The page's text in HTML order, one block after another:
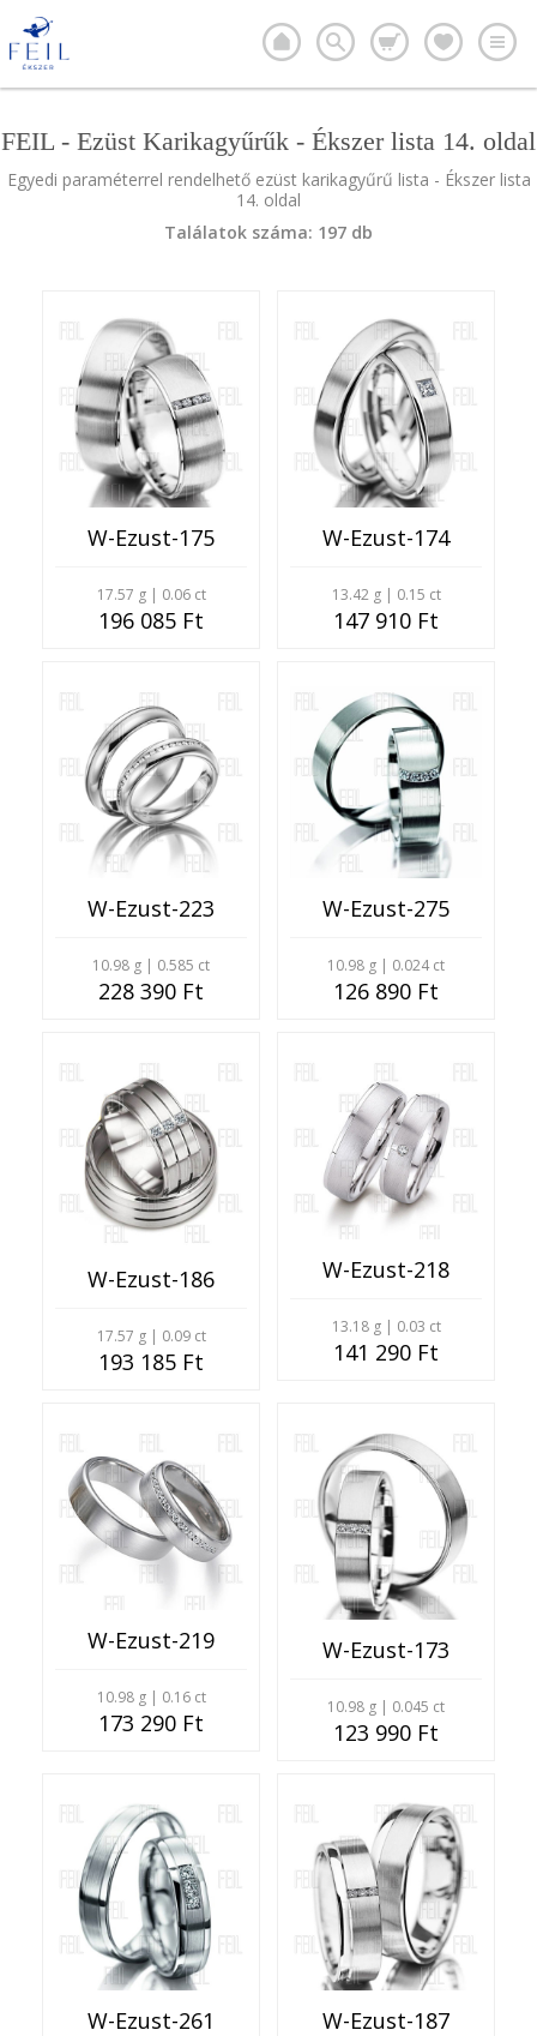
FEIL - Ezüst Karikagyűrűk - Ékszer lista 14. oldal
Egyedi paraméterrel rendelhető ezüst karikagyűrű lista - Ékszer lista
14. oldal
Találatok száma: 197 db
W-Ezust-175
17.57 g | 0.06 ct
196 085 Ft
W-Ezust-174
13.42 g | 0.15 ct
147 910 Ft
W-Ezust-223
10.98 g | 0.585 ct
228 390 Ft
W-Ezust-275
10.98 g | 0.024 ct
126 890 Ft
W-Ezust-186
17.57 g | 0.09 ct
193 185 Ft
W-Ezust-218
13.18 g | 0.03 ct
141 290 Ft
W-Ezust-219
10.98 g | 0.16 ct
173 290 Ft
W-Ezust-173
10.98 g | 0.045 ct
123 990 Ft
W-Ezust-261 W-Ezust-187